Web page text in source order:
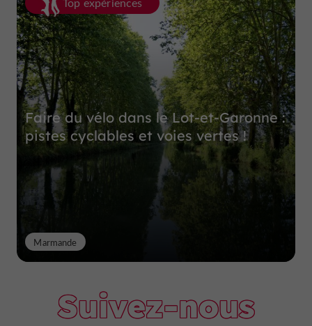
Faire du vélo dans le Lot-et-Garonne :
pistes cyclables et voies vertes !
Marmande
Suivez-nous